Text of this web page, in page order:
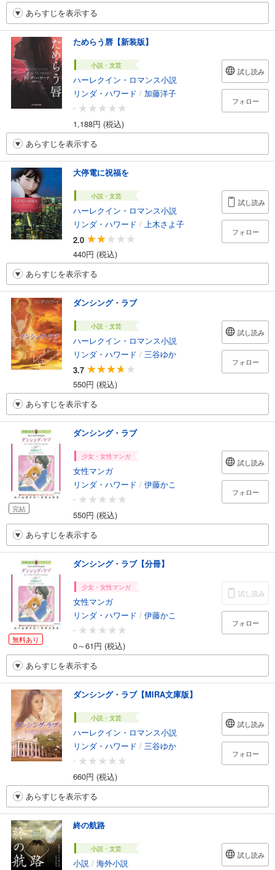
あらすじを表示する
ためらう唇【新装版】
小説・文芸
ハーレクイン・ロマンス小説
リンダ・ハワード / 加藤洋子
-
1,188円 (税込)
試し読み
フォロー
あらすじを表示する
大停電に祝福を
小説・文芸
ハーレクイン・ロマンス小説
リンダ・ハワード / 上木さよ子
2.0
440円 (税込)
試し読み
フォロー
あらすじを表示する
ダンシング・ラブ
小説・文芸
ハーレクイン・ロマンス小説
リンダ・ハワード / 三谷ゆか
3.7
550円 (税込)
試し読み
フォロー
あらすじを表示する
完結
ダンシング・ラブ
少女・女性マンガ
女性マンガ
リンダ・ハワード / 伊藤かこ
-
550円 (税込)
試し読み
フォロー
あらすじを表示する
無料あり
ダンシング・ラブ【分冊】
少女・女性マンガ
女性マンガ
リンダ・ハワード / 伊藤かこ
-
0～61円 (税込)
試し読み
フォロー
あらすじを表示する
ダンシング・ラブ【MIRA文庫版】
小説・文芸
ハーレクイン・ロマンス小説
リンダ・ハワード / 三谷ゆか
-
660円 (税込)
試し読み
フォロー
あらすじを表示する
終の航路
小説・文芸
小説 / 海外小説
試し読み